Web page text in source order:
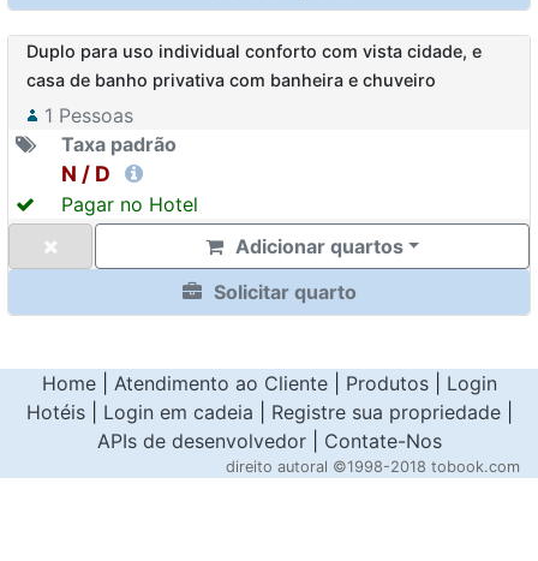
Duplo para uso individual conforto com vista cidade, e
casa de banho privativa com banheira e chuveiro
1 Pessoas
Taxa padrão
N / D
Pagar no Hotel
Adicionar quartos
Solicitar quarto
Home| Atendimento ao Cliente| Produtos| Login
Hotéis| Login em cadeia Registre sua propriedade|
APIs de desenvolvedor| Contate-Nos
direito autoral ©1998-2018 tobook.com